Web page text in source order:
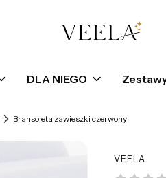
DLA NIEGO
Bransoleta zawieszki czerwony
VEELA